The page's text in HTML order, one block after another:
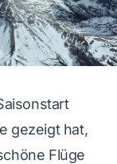
gezeigt hat,
Flüge